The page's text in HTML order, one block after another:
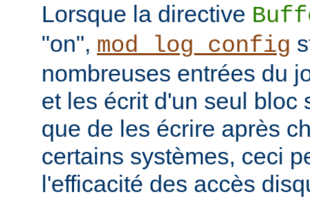
Lorsque la directive
"on", mod_log_config
nombreuses entrées du
et les écrit d'un seul bloc
que de les écrire après
certains systèmes, ceci
l'efficacité des accès